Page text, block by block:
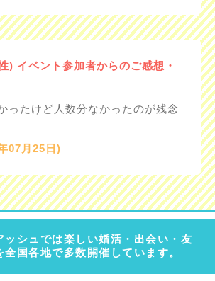
) イベント参加者からのご感想・
ったけど人数分なかったのが残念
07月25日)
ッシュでは楽しい婚活・出会い・友
国各地で多数開催しています。